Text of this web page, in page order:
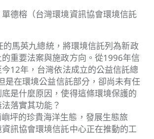
德榕（台灣環境資訊協會環境信託
馬英九總統，將環境信託列為新政
重要法案與施政方向。從1996年信
12年，台灣依法成立的公益信託總
是在環境公益信託部分，卻尚未有任
是什麼原因，使得這條環境保護的
落實其功能？